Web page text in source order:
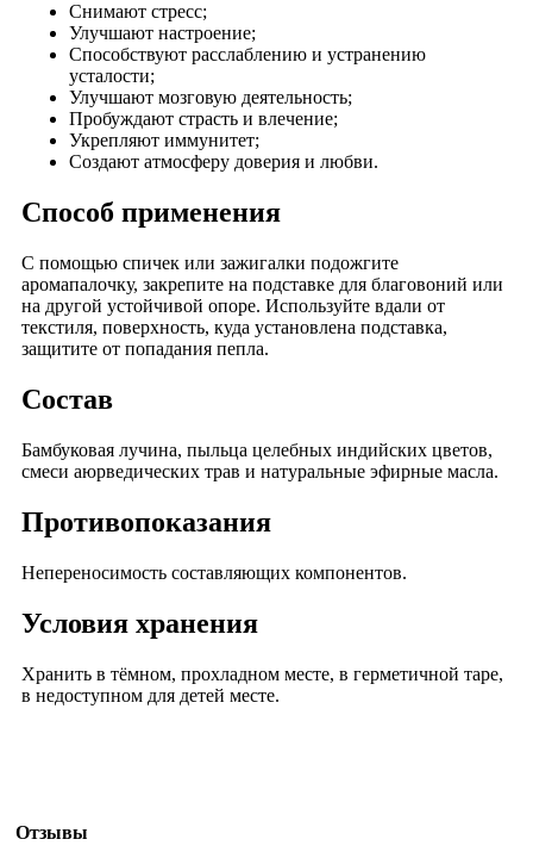
Снимают стресс;
Улучшают настроение;
Способствуют расслаблению и устранению
усталости;
Улучшают мозговую деятельность;
Пробуждают страсть и влечение;
Укрепляют иммунитет;
Создают атмосферу доверия и любви.
Способ применения
С помощью спичек или зажигалки подожгите
аромапалочку, закрепите на подставке для благовоний или
на другой устойчивой опоре. Используйте вдали от
текстиля, поверхность, куда установлена подставка,
защитите от попадания пепла.
Состав
Бамбуковая лучина, пыльца целебных индийских цветов,
смеси аюрведических трав и натуральные эфирные масла.
Противопоказания
Непереносимость составляющих компонентов.
Условия хранения
Хранить в тёмном, прохладном месте, в герметичной таре,
в недоступном для детей месте.
Отзывы